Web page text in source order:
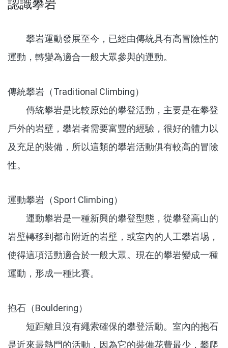
認識攀岩
攀岩運動發展至今，已經由傳統具有高冒險性的
運動，轉變為適合一般大眾參與的運動。
傳統攀岩（Traditional Climbing）
傳統攀岩是比較原始的攀登活動，主要是在攀登
戶外的岩壁，攀岩者需要富豐的經驗，很好的體力以
及充足的裝備，所以這類的攀岩活動俱有較高的冒險
性。
運動攀岩（Sport Climbing）
運動攀岩是一種新興的攀登型態，從攀登高山的
岩壁轉移到都市附近的岩壁，或室內的人工攀岩埸，
使得這項活動適合於一般大眾。現在的攀岩變成一種
運動，形成一種比賽。
抱石（Bouldering）
短距離且沒有繩索確保的攀登活動。室內的抱石
是近來最熱門的活動，因為它的裝備花費最少，攀爬